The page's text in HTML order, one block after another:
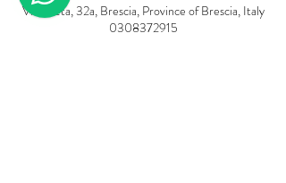
Via Creta, 32a, Brescia, Province of Brescia, Italy
0308372915